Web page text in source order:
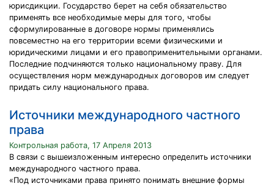
юрисдикции. Государство берет на себя обязательство
применять все необходимые меры для того, чтобы
сформулированные в договоре нормы применялись
повсеместно на его территории всеми физическими и
юридическими лицами и его правоприменительными органами.
Последние подчиняются только национальному праву. Для
осуществления норм международных договоров им следует
придать силу национального права.
Источники международного частного
права
Контрольная работа, 17 Апреля 2013
В связи с вышеизложенным интересно определить источники
международного частного права.
«Под источниками права принято понимать внешние формы